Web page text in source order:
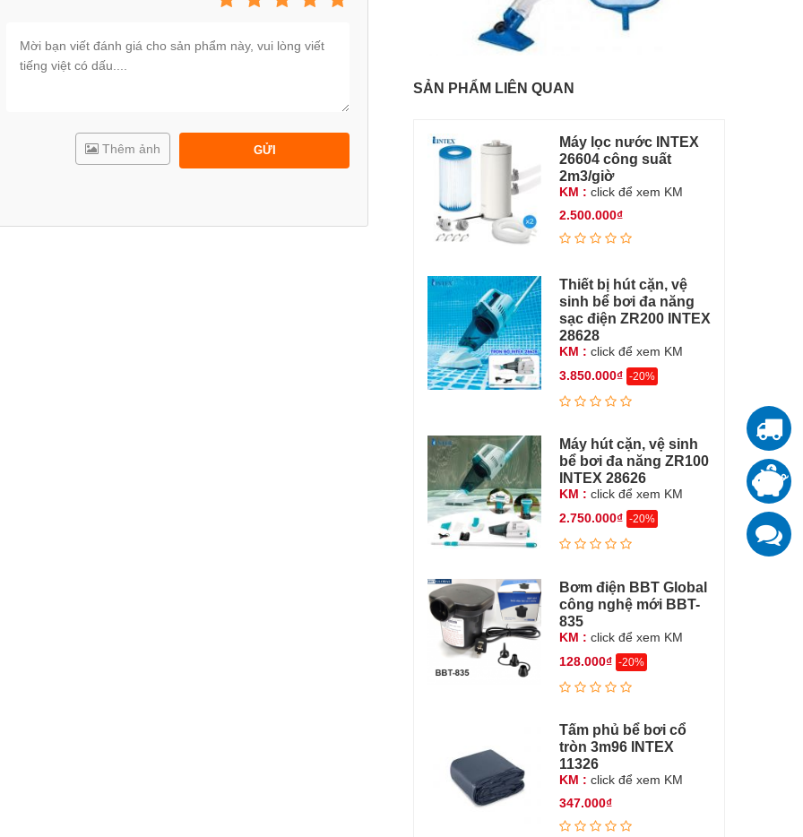
GỬI
Thêm ảnh
SẢN PHẨM LIÊN QUAN
Máy lọc nước INTEX
26604 công suất
2m3/giờ
KM : click để xem KM
2.500.000₫
Thiết bị hút cặn, vệ
sinh bể bơi đa năng
sạc điện ZR200 INTEX
28628
KM : click để xem KM
3.850.000₫ -20%
Máy hút cặn, vệ sinh
bể bơi đa năng ZR100
INTEX 28626
KM : click để xem KM
2.750.000₫ -20%
Bơm điện BBT Global
công nghệ mới BBT-
835
KM : click để xem KM
128.000₫ -20%
Tấm phủ bể bơi cổ
tròn 3m96 INTEX
11326
KM : click để xem KM
347.000₫